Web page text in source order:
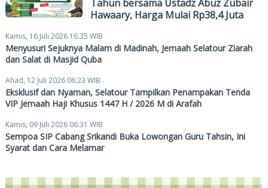
Tahun bersama Ustadz Abuz Zubair
Hawaary, Harga Mulai Rp38,4 Juta
Kamis, 16 Juli 2026 16:35 WIB
Menyusuri Sejuknya Malam di Madinah, Jemaah Selatour Ziarah
dan Salat di Masjid Quba
Ahad, 12 Juli 2026 06:23 WIB
Eksklusif dan Nyaman, Selatour Tampilkan Penampakan Tenda
VIP Jemaah Haji Khusus 1447 H / 2026 M di Arafah
Kamis, 09 Juli 2026 06:31 WIB
Sempoa SIP Cabang Srikandi Buka Lowongan Guru Tahsin, Ini
Syarat dan Cara Melamar